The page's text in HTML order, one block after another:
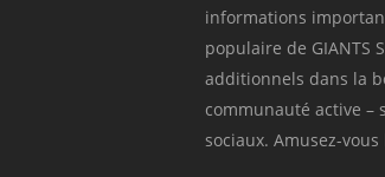
informations
populaire de GIANTS
additionnels dans la
communauté active –
sociaux. Amusez-